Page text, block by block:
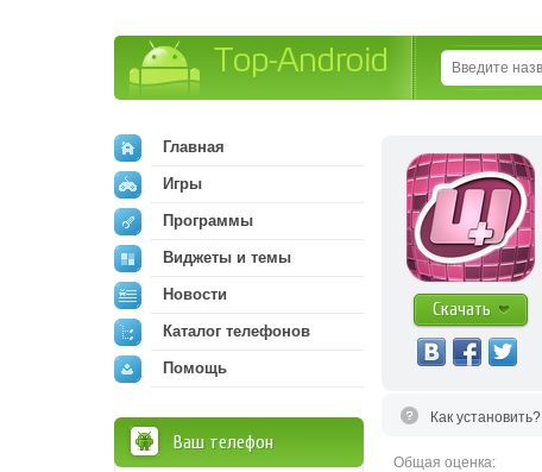
Скачать
Как установить?
Общая оценка:
Главная
Игры
Программы
Виджеты и темы
Новости
Каталог телефонов
Помощь
Ваш телефон